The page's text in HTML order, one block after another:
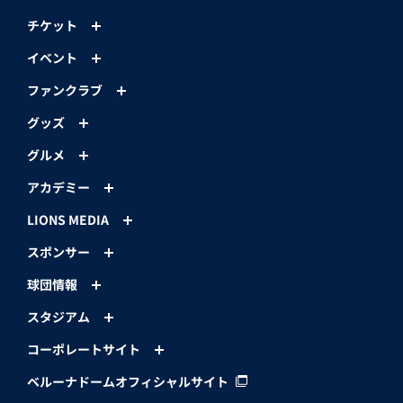
チケット
イベント
ファンクラブ
グッズ
グルメ
アカデミー
LIONS MEDIA
スポンサー
球団情報
スタジアム
コーポレートサイト
ベルーナドームオフィシャルサイト